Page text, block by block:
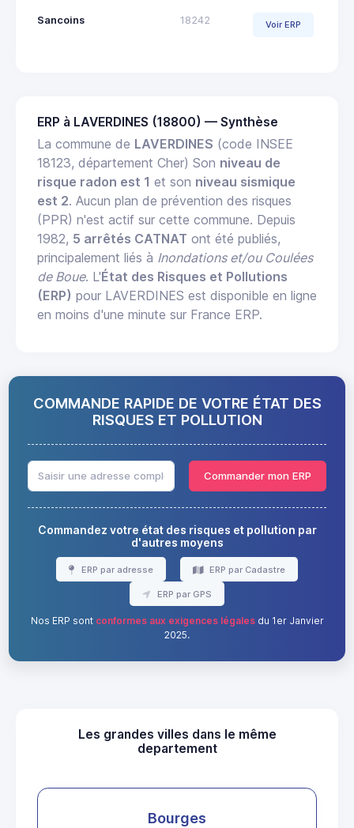
Sancoins 18242 Voir ERP
ERP à LAVERDINES (18800) — Synthèse
La commune de LAVERDINES (code INSEE
18123, département Cher) Son niveau de
risque radon est 1 et son niveau sismique
est 2. Aucun plan de prévention des risques
(PPR) n'est actif sur cette commune. Depuis
1982, 5 arrêtés CATNAT ont été publiés,
principalement liés à Inondations et/ou Coulées
de Boue. L'État des Risques et Pollutions
(ERP) pour LAVERDINES est disponible en ligne
en moins d'une minute sur France ERP.
COMMANDE RAPIDE DE VOTRE ÉTAT DES
RISQUES ET POLLUTION
Commander mon ERP
Commandez votre état des risques et pollution par
d'autres moyens
ERP par adresse ERP par Cadastre
ERP par GPS
Nos ERP sont conformes aux exigences légalesdu 1er Janvier
2025.
Les grandes villes dans le même
departement
Bourges